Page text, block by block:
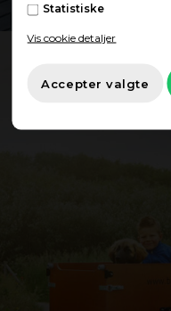
Statistiske
Vis cookie detaljer